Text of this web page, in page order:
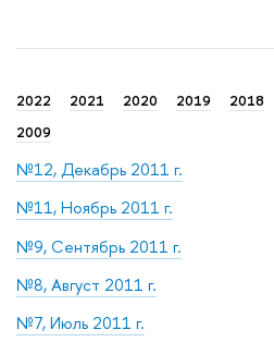
2022 2021 2020 2019 2018
2009
№12, Декабрь 2011 г.
№11, Ноябрь 2011 г.
№9, Сентябрь 2011 г.
№8, Август 2011 г.
№7, Июль 2011 г.